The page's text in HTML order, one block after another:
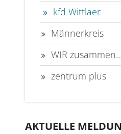
kfd Wittlaer
Männerkreis
WIR
zentrum plus
AKTUELLE